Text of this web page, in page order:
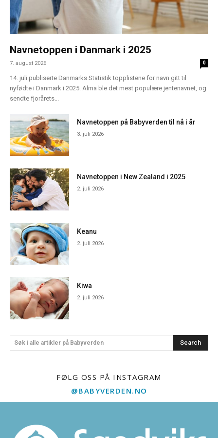
Navnetoppen i Danmark i 2025
7. august 2026 0
14. juli publiserte Danmarks Statistik topplistene for navn gitt til
nyfødte i Danmark i 2025. Alma ble det mest populære jentenavnet, og
sendte fjorårets...
Navnetoppen på Babyverden til nå i år
3. juli 2026
Navnetoppen i New Zealand i 2025
2. juli 2026
Keanu
2. juli 2026
Kiwa
2. juli 2026
Søk i alle artikler på Babyverden Search
FØLG OSS PÅ INSTAGRAM
@BABYVERDEN.NO